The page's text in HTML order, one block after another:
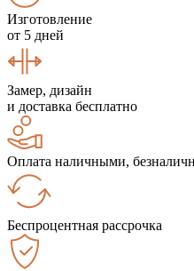
Изготовление
от 5 дней
Замер, дизайн
и доставка бесплатно
Оплата наличными,
Беспроцентная рассрочка